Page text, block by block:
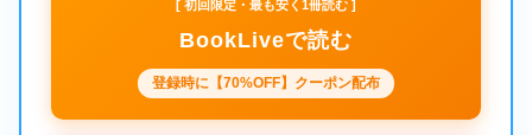
[ 初回限定・最も安く1冊読む ]
BookLiveで読む
登録時に【70%OFF】クーポン配布